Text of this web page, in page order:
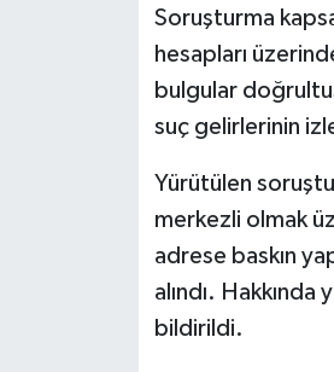
Soruşturma
hesapları
bulgular
suç gelirlerinin
Yürütülen
merkezli olmak
adrese baskın
alındı.
bildirildi.